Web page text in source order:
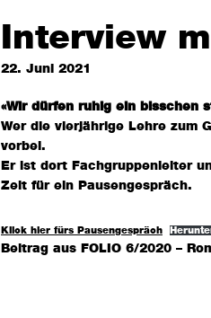
Interview
22. Juni 2021
«Wir dürfen ruhig ein bisschen
Wer die vierjährige Lehre zum
vorbei.
Er ist dort Fachgruppenleiter
Zeit für ein Pausengespräch.
Klick hier fürs Pausengespräch
Beitrag aus FOLIO 6/2020 –